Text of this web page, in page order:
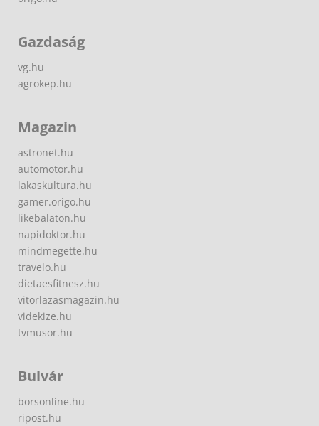
Gazdaság
vg.hu
agrokep.hu
Magazin
astronet.hu
automotor.hu
lakaskultura.hu
gamer.origo.hu
likebalaton.hu
napidoktor.hu
mindmegette.hu
travelo.hu
dietaesfitnesz.hu
vitorlazasmagazin.hu
videkize.hu
tvmusor.hu
Bulvár
borsonline.hu
ripost.hu